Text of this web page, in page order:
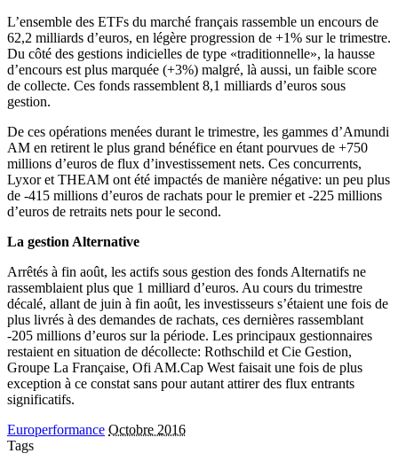
L’ensemble des ETFs du marché français rassemble un encours de
62,2 milliards d’euros, en légère progression de +1% sur le trimestre.
Du côté des gestions indicielles de type «traditionnelle», la hausse
d’encours est plus marquée (+3%) malgré, là aussi, un faible score
de collecte. Ces fonds rassemblent 8,1 milliards d’euros sous
gestion.
De ces opérations menées durant le trimestre, les gammes d’Amundi
AM en retirent le plus grand bénéfice en étant pourvues de +750
millions d’euros de flux d’investissement nets. Ces concurrents,
Lyxor et THEAM ont été impactés de manière négative: un peu plus
de -415 millions d’euros de rachats pour le premier et -225 millions
d’euros de retraits nets pour le second.
La gestion Alternative
Arrêtés à fin août, les actifs sous gestion des fonds Alternatifs ne
rassemblaient plus que 1 milliard d’euros. Au cours du trimestre
décalé, allant de juin à fin août, les investisseurs s’étaient une fois de
plus livrés à des demandes de rachats, ces dernières rassemblant
-205 millions d’euros sur la période. Les principaux gestionnaires
restaient en situation de décollecte: Rothschild et Cie Gestion,
Groupe La Française, Ofi AM.Cap West faisait une fois de plus
exception à ce constat sans pour autant attirer des flux entrants
significatifs.
Europerformance Octobre 2016
Tags